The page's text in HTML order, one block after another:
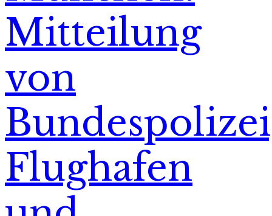
Mitteilung
von
Flughafen